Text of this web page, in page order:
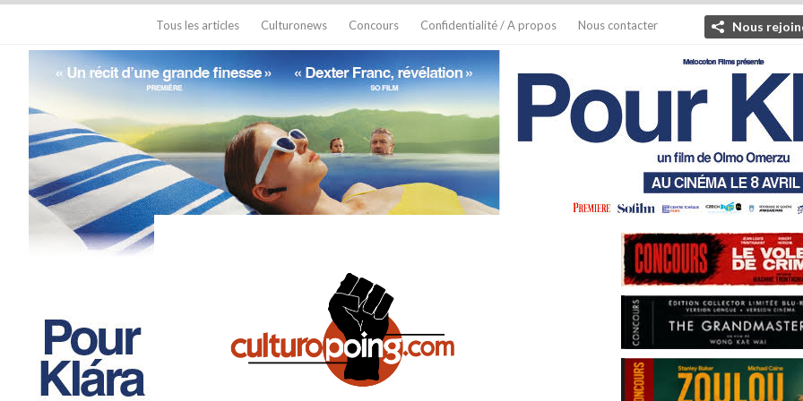
Tous les articles Culturonews Concours Confidentialité / A propos Nous contacter Nous